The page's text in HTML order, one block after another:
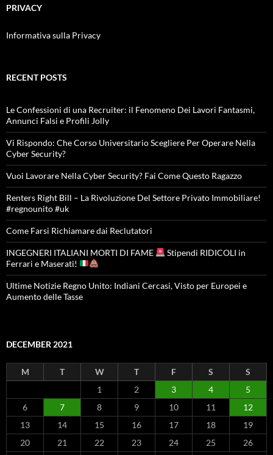
PRIVACY
Informativa sulla Privacy
RECENT POSTS
Le Confessioni di una Recruiter: il Fenomeno Dei Lavori Fantasmi,
Annunci Falsi e Profili Jolly
Vi Rispondo: Che Corso Universitario Scegliere Per Operare Nella
Cyber Security?
Vuoi Lavorare Nella Cyber Security? Fai Come Questo Ragazzo
Renters Right Bill – La Rivoluzione Del Settore Privato Immobiliare!
#regnounito #uk
Come Farsi Richiamare dai Reclutatori
INGEGNERI ITALIANI MORTI DI FAME
Stipendi RIDICOLI in
Ferrari e Maserati!
Ultime Notizie Regno Unito: Indiani Cercasi, Visto per Europei e
Aumento delle Tasse
DECEMBER 2021
M T W T F S
S
1
2 3 4
5
6
7 8 9 10 11
12
13
14 15 16 17 18
19
20
21 22 23 24 25
26